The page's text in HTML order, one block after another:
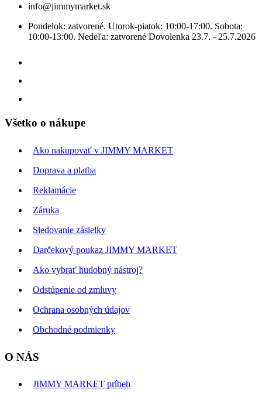
info@jimmymarket.sk
Pondelok: zatvorené. Utorok-piatok: 10:00-17:00. Sobota:
10:00-13:00. Nedeľa: zatvorené Dovolenka 23.7. - 25.7.2026
Všetko o nákupe
Ako nakupovať v JIMMY MARKET
Doprava a platba
Reklamácie
Záruka
Sledovanie zásielky
Darčekový poukaz JIMMY MARKET
Ako vybrať hudobný nástroj?
Odstúpenie od zmluvy
Ochrana osobných údajov
Obchodné podmienky
O NÁS
JIMMY MARKET príbeh